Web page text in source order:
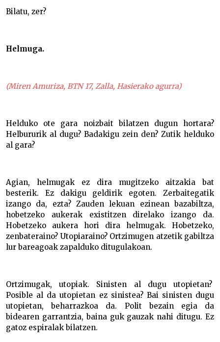
Bilatu, zer?
Helmuga.
(Miren Amuriza, BTN 17, Zalla, Hasierako agurra)
Helduko ote gara noizbait bilatzen dugun hortara?
Helbururik al dugu? Badakigu zein den? Zutik helduko
al gara?
Agian, helmugak ez dira mugitzeko aitzakia bat
besterik. Ez dakigu geldirik egoten. Zerbaitegatik
izango da, ezta? Zauden lekuan ezinean bazabiltza,
hobetzeko aukerak existitzen direlako izango da.
Hobetzeko aukera hori dira helmugak. Hobetzeko,
zenbateraino? Utopiaraino? Ortzimugen atzetik gabiltza
lur bareagoak zapalduko ditugulakoan.
Ortzimugak, utopiak. Sinisten al dugu utopietan?
Posible al da utopietan ez sinistea? Bai sinisten dugu
utopietan, beharrazkoa da. Polit bezain egia da
bidearen garrantzia, baina guk gauzak nahi ditugu. Ez
gatoz espiralak bilatzen.